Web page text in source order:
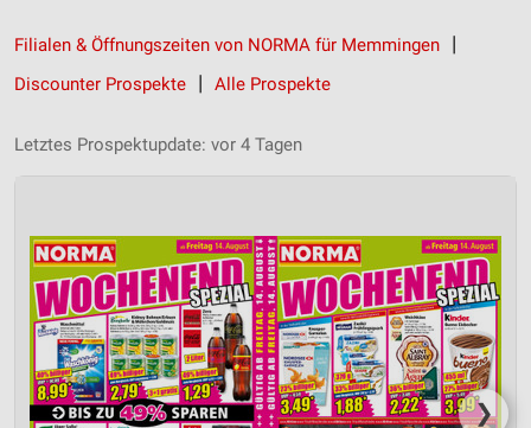
Filialen & Öffnungszeiten von NORMA für Memmingen
Discounter Prospekte
Alle Prospekte
Letztes Prospektupdate: vor 4 Tagen
❯